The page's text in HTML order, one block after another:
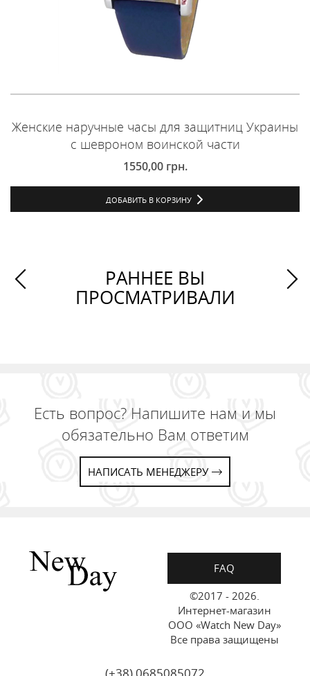
Женские наручные часы для защитниц Украины
с шевроном воинской части
1550,00 грн.
ДОБАВИТЬ В КОРЗИНУ
РАННЕЕ ВЫ
ПРОСМАТРИВАЛИ
Есть вопрос? Напишите нам и мы
обязательно Вам ответим
НАПИСАТЬ МЕНЕДЖЕРУ
FAQ
©2017 - 2026.
Интернет-магазин
ООО «Watch New Day»
Все права защищены